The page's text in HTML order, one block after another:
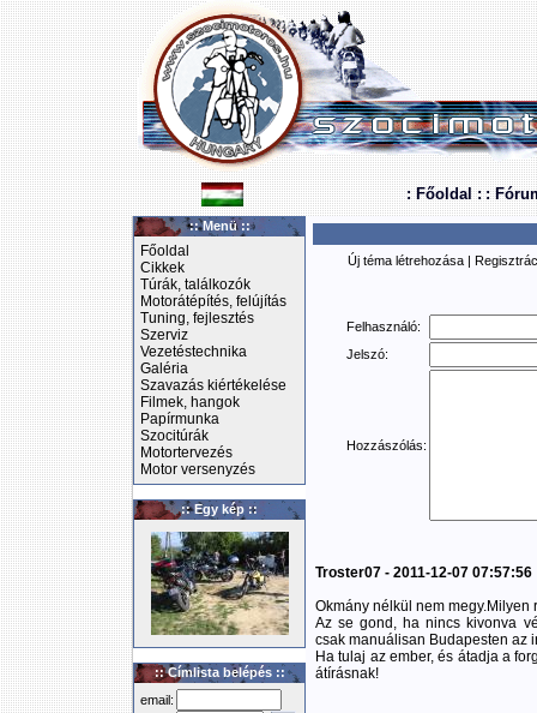
: Főoldal : :
:: Menü ::
Főoldal
Cikkek
Túrák, találkozók
Motorátépítés, felújítás
Tuning, fejlesztés
Szerviz
Vezetéstechnika
Galéria
Szavazás kiértékelése
Filmek, hangok
Papírmunka
Szocitúrák
Motortervezés
Motor versenyzés
:: Egy kép ::
:: Címlista belépés ::
email:
Új téma létrehozása |
Felhasználó:
Jelszó:
Hozzászólás:
Troster07 - 2011-12-07 07:57:56
Okmány nélkül nem
Az se gond, ha nincs kivonva
csak manuálisan Budapesten az
Ha tulaj az ember, és átadja a
átírásnak!